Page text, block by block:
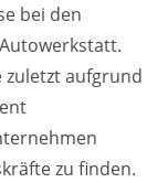
bei den
zuletzt aufgrund
zu finden.